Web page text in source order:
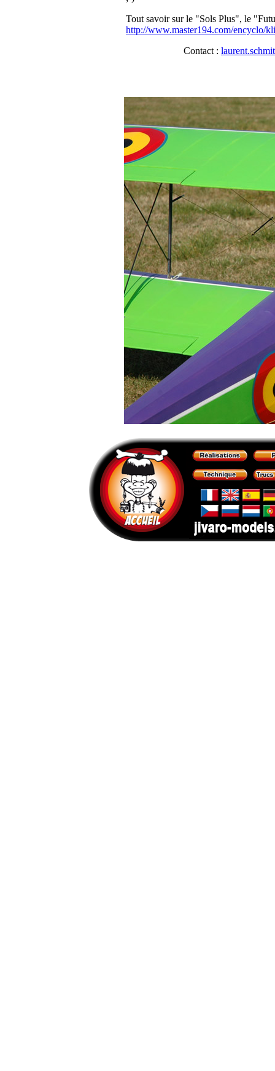
Tout savoir sur le "Sols Plus", le
http://www.master194.com/encyclo/
Contact :